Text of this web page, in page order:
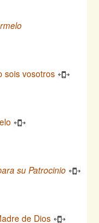
sois vosotros
su Patrocinio
de Dios